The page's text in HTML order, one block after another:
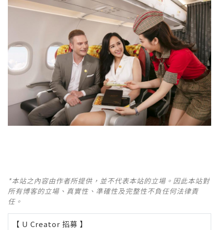
*本站之內容由作者所提供，並不代表本站的立場。因此本站對
所有博客的立場、真實性、準確性及完整性不負任何法律責
任。
【 U Creator 招募 】